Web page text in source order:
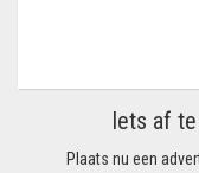
Iets af
Plaats nu een